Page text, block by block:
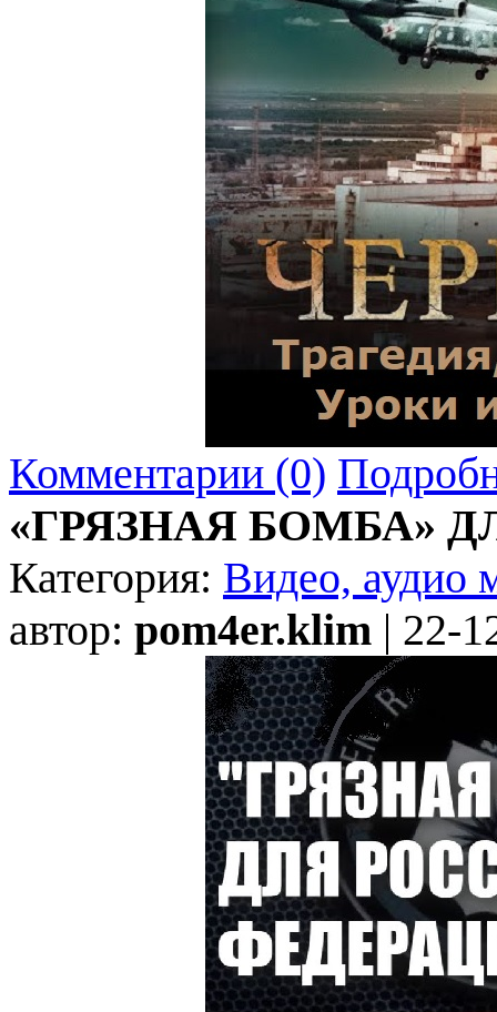
Комментарии (0)
«ГРЯЗНАЯ БОМБА»
Категория: Видео, аудио
автор: pom4er.klim | 22-